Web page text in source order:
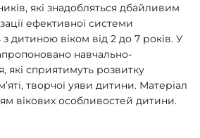
які знадобляться дбайливим
ефективної системи
дитиною віком від 2 до 7 років. У
навчально-
які сприятимуть розвитку
творчої уяви дитини. Матеріал
вікових особливостей дитини.